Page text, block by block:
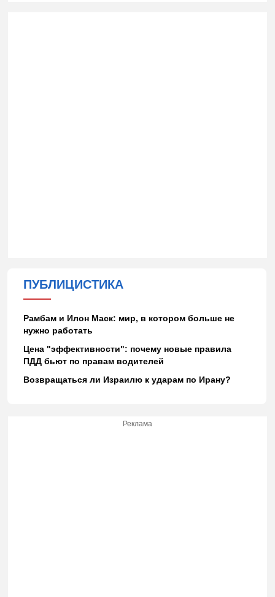
ПУБЛИЦИСТИКА
Рамбам и Илон Маск: мир, в котором больше не
нужно работать
Цена "эффективности": почему новые правила
ПДД бьют по правам водителей
Возвращаться ли Израилю к ударам по Ирану?
Реклама